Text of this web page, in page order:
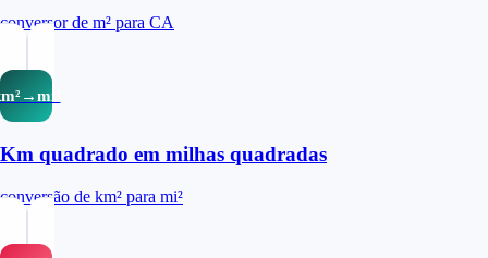
conversor de m² para CA
Km quadrado em milhas quadradas
conversão de km² para mi²